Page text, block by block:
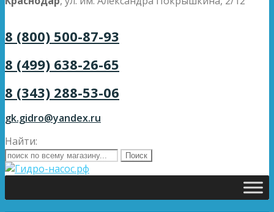
8 (800) 500-87-93
8 (499) 638-26-65
8 (343) 288-53-06
gk.gidro@yandex.ru
Найти: